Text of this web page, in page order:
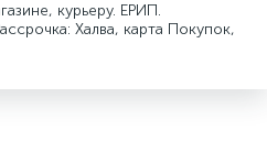
курьеру. ЕРИП.
Халва, карта Покупок,